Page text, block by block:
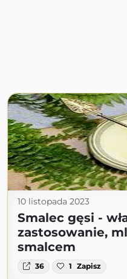
10 listopada 2023
Smalec gęsi -
zastosowanie,
smalcem
36 1 Zapisz